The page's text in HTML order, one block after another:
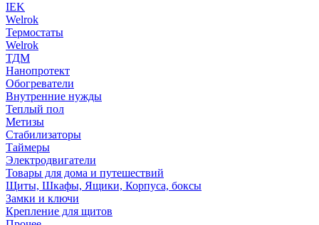
IEK
Welrok
Термостаты
Welrok
ТДМ
Нанопротект
Обогреватели
Внутренние нужды
Теплый пол
Метизы
Стабилизаторы
Таймеры
Электродвигатели
Товары для дома и путешествий
Щиты, Шкафы, Ящики, Корпуса, боксы
Замки и ключи
Крепление для щитов